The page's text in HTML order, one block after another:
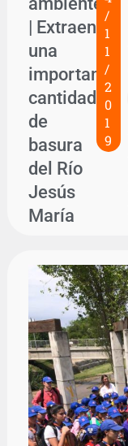
| Extraen
una
importante
cantidad
de
basura
del Río
Jesús
María
/
1
1
/
2
0
1
9